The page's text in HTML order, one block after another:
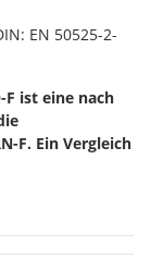
EN 50525-2-
F ist eine nach
F. Ein Vergleich